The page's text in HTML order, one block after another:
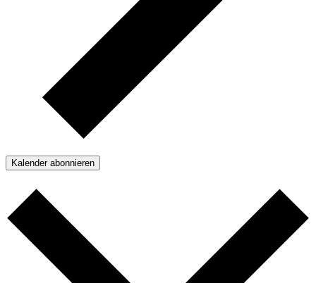
Kalender abonnieren